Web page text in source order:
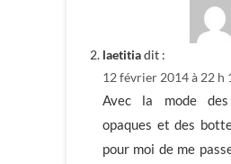
laetitiadit :
12 février 2014 à 22 h
Avec la mode
opaques et des
pour moi de me